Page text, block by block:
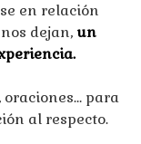
en relación
dejan, un
para
al respecto.